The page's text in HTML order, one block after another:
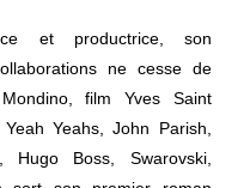
et productrice, son
ne cesse de
film Yves Saint
Yeahs, John Parish,
Hugo Boss, Swarovski,